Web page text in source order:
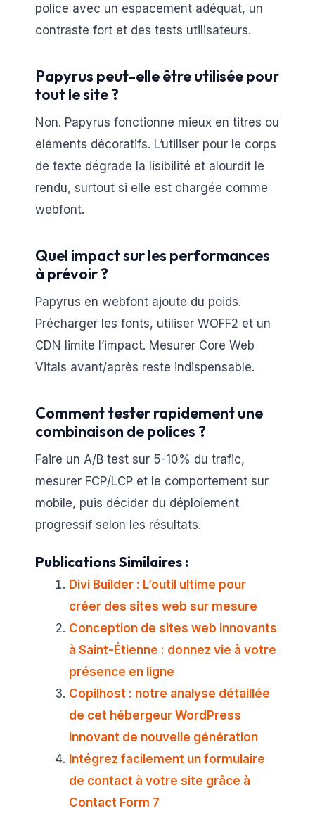
police avec un espacement adéquat, un
contraste fort et des tests utilisateurs.
Papyrus peut-elle être utilisée pour
tout le site ?
Non. Papyrus fonctionne mieux en titres ou
éléments décoratifs. L’utiliser pour le corps
de texte dégrade la lisibilité et alourdit le
rendu, surtout si elle est chargée comme
webfont.
Quel impact sur les performances
à prévoir ?
Papyrus en webfont ajoute du poids.
Précharger les fonts, utiliser WOFF2 et un
CDN limite l’impact. Mesurer Core Web
Vitals avant/après reste indispensable.
Comment tester rapidement une
combinaison de polices ?
Faire un A/B test sur 5-10% du trafic,
mesurer FCP/LCP et le comportement sur
mobile, puis décider du déploiement
progressif selon les résultats.
Publications Similaires :
Divi Builder : L’outil ultime pour
créer des sites web sur mesure
Conception de sites web innovants
à Saint-Étienne : donnez vie à votre
présence en ligne
Copilhost : notre analyse détaillée
de cet hébergeur WordPress
innovant de nouvelle génération
Intégrez facilement un formulaire
de contact à votre site grâce à
Contact Form 7